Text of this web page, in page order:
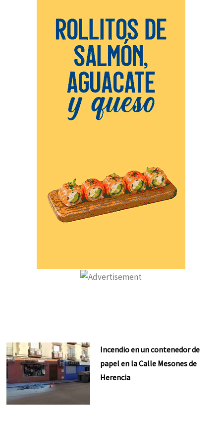
Incendio en un contenedor de
papel en la Calle Mesones de
Herencia